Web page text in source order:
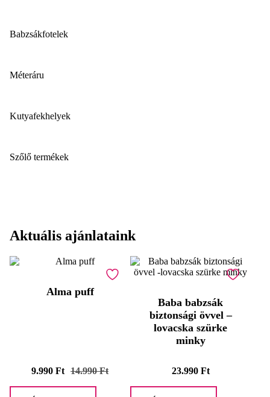
Babzsákfotelek
Méteráru
Kutyafekhelyek
Szőlő termékek
Aktuális ajánlataink
Alma puff
14.990Ft
Original
price
9.990 Ft Current
price
Baba babzsák
biztonsági övvel –
lovacska szürke
minky
23.990 Ft